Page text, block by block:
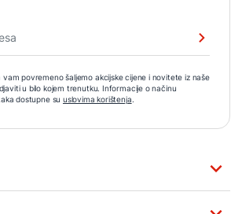
povremeno šaljemo akcijske cijene i novitete iz naše
u bilo kojem trenutku. Informacije o načinu
dostupne su uslovima korištenja.